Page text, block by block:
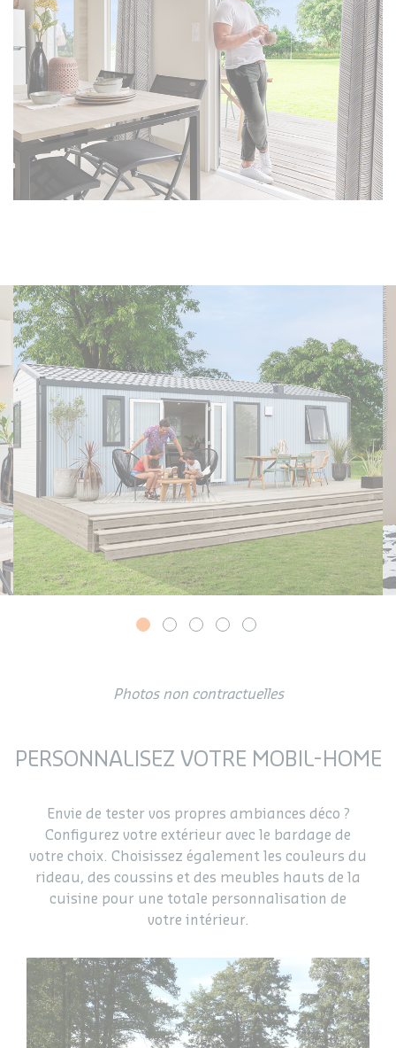
Photos non contractuelles
PERSONNALISEZ VOTRE MOBIL-HOME
Envie de tester vos propres ambiances déco ?
Configurez votre extérieur avec le bardage de
votre choix. Choisissez également les couleurs du
rideau, des coussins et des meubles hauts de la
cuisine pour une totale personnalisation de
votre intérieur.